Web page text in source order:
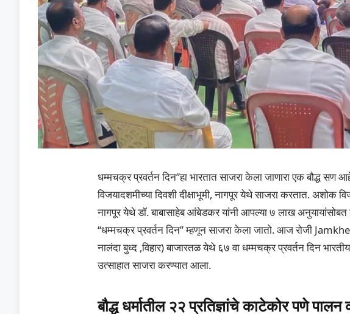
धम्मचक्र प्रवर्तन दिन”हा भारतात साजरा केला जाणारा एक बौद्ध सण आहे.
विजयादशमीच्या दिवशी दीक्षाभूमी, नागपूर येथे साजरा करतात. अशोक
नागपूर येथे डॉ. बाबासाहेब आंबेडकर यांनी आपल्या ७ लाख अनुयायांसोबत
“धम्मचक्र प्रवर्तन दिन” म्हणून साजरा केला जातो. आज रोजी
नालंदा बुध्द ,विहार) बाजारतळ येथे ६७ वा धम्मचक्र प्रवर्तन दिन
उत्साहात साजरा करण्यात आला.
बौद्ध धर्मातील २२ प्रतिज्ञांचे काटेकोर पणे